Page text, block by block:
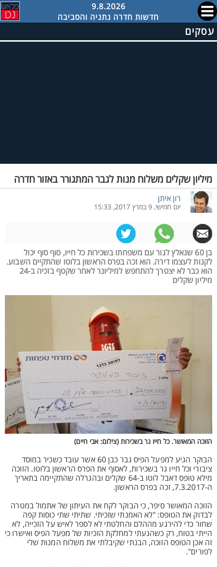
9.8.2026
חדשות חדרה נתניה והסביבה
עסקים
מיליון שקלים משלוח מנות לגבר המתגורר באזור חדרה
רון איתן
יום חמישי, 9 במרץ 2017, 15:33
בן 60 שנאלץ לגור עם משפחתו בשכירות כל חייו, סוף סוף יכול
לקנות לעצמו דירה. הוא זכה בפרס הראשון בלוטו שהתקיים השבוע.
הוא כבר לא יצטרך להתחפש למיליונר לאחר שקטף בזכיה ב-24
מיליון שקלים
הזוכה המאושר. כל חייו גר בשכירות (צילום: אבי חיים)
הבוקר הגיע למפעל הפיס גבר כבן 60 אשר עובד כשכיר במוסד
ציבורי וכל חייו גר בשכירות, לאסוף את הפרס הראשון בלוטו. הזוכה
מילא טופס דאבל לוטו ב-64 שקלים ובהגרלה שהתקיימה בתאריך
ה-7.3.2017, זכה בפרס הראשון.
הזוכה המאושר סיפר, כי הבוקר לקח את העיתון של אתמול במטרה
לבדוק את הטופס: "לא האמנתי שזכיתי. שתיתי שתי כוסות קפה
שחור כדי להירגע מההלם והחלטתי לא לספר לאיש על הזכייה, לא
הייתי בטוח, רק כשהגעתי למחלקת הזכיות של מפעל הפיס ואישרו כי
זה אכן הטופס הזוכה, הבנתי שקיבלתי את משלוח המנות שלי
לפורים".